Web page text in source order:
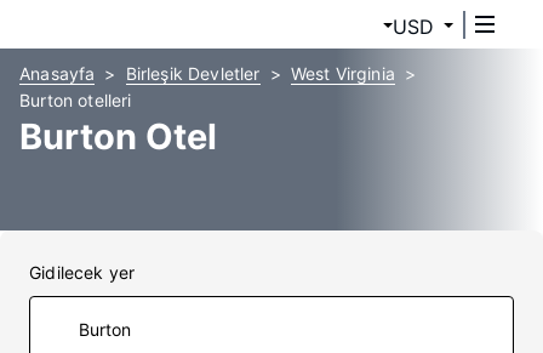
USD
Anasayfa Birleşik Devletler
West Virginia
Burton otelleri
Burton Otel
Gidilecek yer